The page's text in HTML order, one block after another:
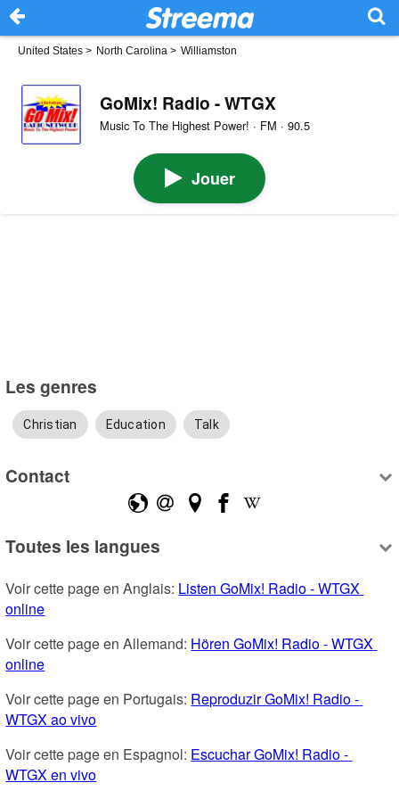
United States > North Carolina > Williamston
GoMix! Radio - WTGX
Music To The Highest Power! · FM · 90.5
Jouer
Les genres
Christian Education Talk
Contact
Toutes les langues
Voir cette page en Anglais: Listen GoMix! Radio - WTGX
online
Voir cette page en Allemand: Hören GoMix! Radio - WTGX
online
Voir cette page en Portugais: Reproduzir GoMix! Radio -
WTGX ao vivo
Voir cette page en Espagnol: Escuchar GoMix! Radio -
WTGX en vivo